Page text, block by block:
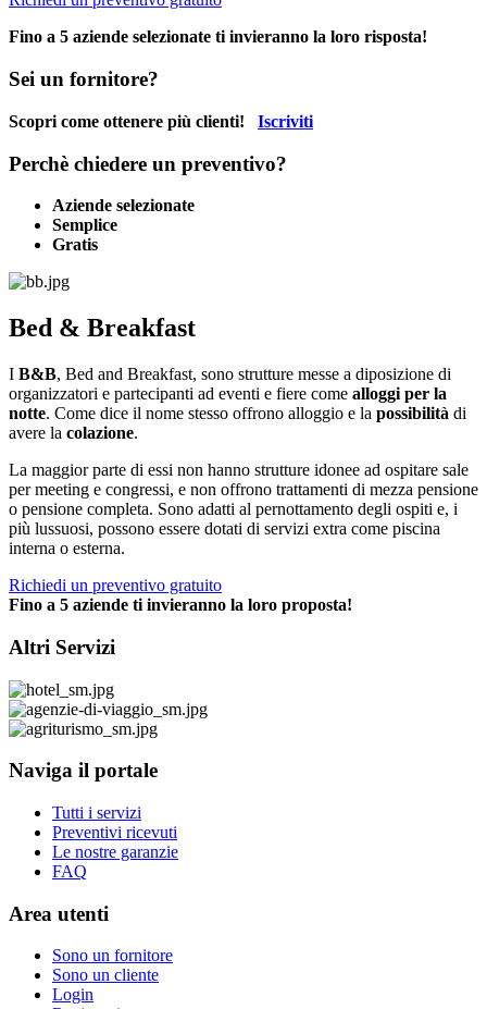
Fino a 5 aziende selezionate ti invieranno la loro risposta!
Sei un fornitore?
Scopri come ottenere più clienti! Iscriviti
Perchè chiedere un preventivo?
Aziende selezionate
Semplice
Gratis
Bed & Breakfast
I B&B, Bed and Breakfast, sono strutture messe a diposizione di
organizzatori e partecipanti ad eventi e fiere come alloggi per la
notte. Come dice il nome stesso offrono alloggio e la possibilità di
avere la colazione.
La maggior parte di essi non hanno strutture idonee ad ospitare sale
per meeting e congressi, e non offrono trattamenti di mezza pensione
o pensione completa. Sono adatti al pernottamento degli ospiti e, i
più lussuosi, possono essere dotati di servizi extra come piscina
interna o esterna.
Richiedi un preventivo gratuito
Fino a 5 aziende ti invieranno la loro proposta!
Altri Servizi
Naviga il portale
Tutti i servizi
Preventivi ricevuti
Le nostre garanzie
FAQ
Area utenti
Sono un fornitore
Sono un cliente
Login